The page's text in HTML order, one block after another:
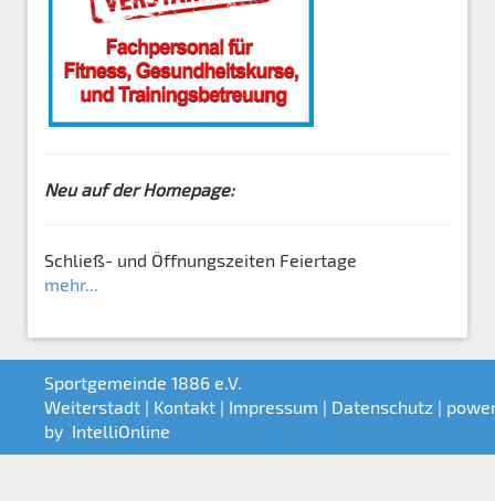
Neu auf der Homepage:
Schließ- und Öffnungszeiten Feiertage
mehr...
Sportgemeinde 1886 e.V.
Weiterstadt | Kontakt | Impressum | Datenschutz |
by IntelliOnline